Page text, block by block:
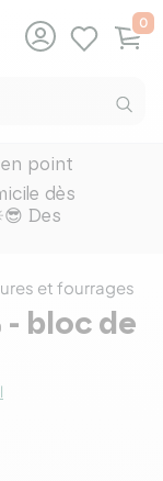
0
en point
dès
Des
et fourrages
- bloc de